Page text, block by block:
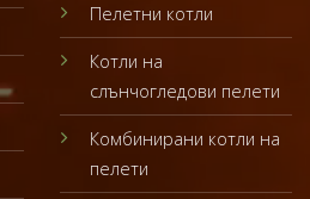
Пелетни котли
Котли на
слънчогледови пелети
Комбинирани котли на
пелети